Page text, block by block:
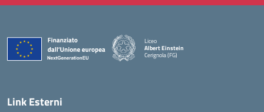
Liceo
Albert Einstein
Cerignola (FG)
— Visita la pagina iniziale della scuola
Link Esterni